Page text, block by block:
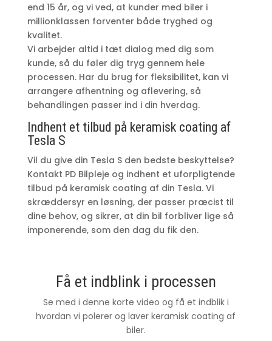
end 15 år, og vi ved, at kunder med biler i
millionklassen forventer både tryghed og
kvalitet.
Vi arbejder altid i tæt dialog med dig som
kunde, så du føler dig tryg gennem hele
processen. Har du brug for fleksibilitet, kan vi
arrangere afhentning og aflevering, så
behandlingen passer ind i din hverdag.
Indhent et tilbud på keramisk coating af
Tesla S
Vil du give din Tesla S den bedste beskyttelse?
Kontakt PD Bilpleje og indhent et uforpligtende
tilbud på keramisk coating af din Tesla. Vi
skræddersyr en løsning, der passer præcist til
dine behov, og sikrer, at din bil forbliver lige så
imponerende, som den dag du fik den.
Få et indblink i processen
Se med i denne korte video og få et indblik i
hvordan vi polerer og laver keramisk coating af
biler.